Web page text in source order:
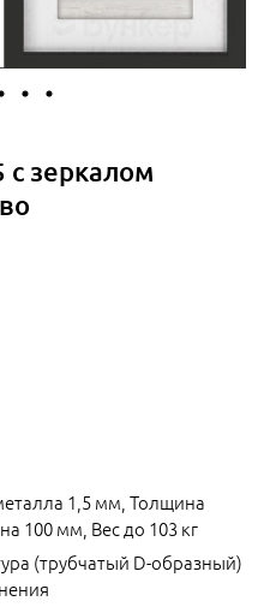
зеркалом
1,5 мм, Толщина
100 мм, Вес до 103 кг
(трубчатый D-образный)